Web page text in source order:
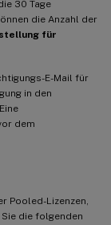
30 Tage
die Anzahl der
für
E-Mail für
in den
dem
Pooled-Lizenzen,
die folgenden